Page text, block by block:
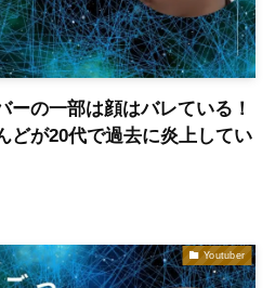
ーの一部は顔はバレている！
どが20代で過去に炎上してい
Youtuber